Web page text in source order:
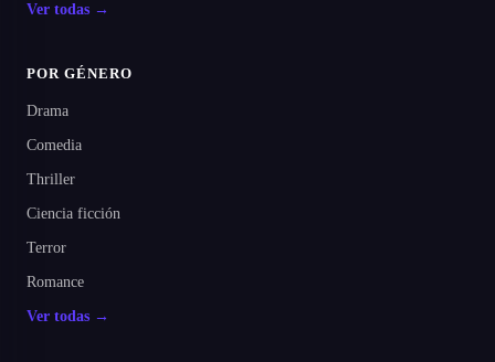
Ver todas →
POR GÉNERO
Drama
Comedia
Thriller
Ciencia ficción
Terror
Romance
Ver todas →